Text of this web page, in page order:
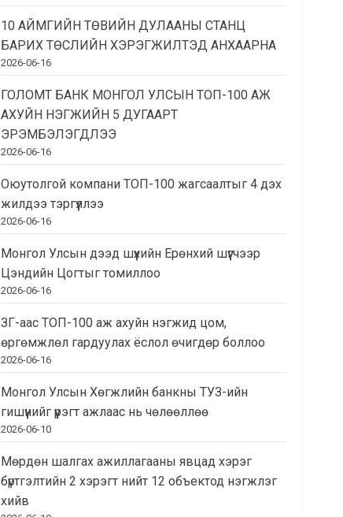
10 АЙМГИЙН ТӨВИЙН ДУЛААНЫ СТАНЦ
БАРИХ ТӨСЛИЙН ХЭРЭГЖИЛТЭД АНХААРНА
2026-06-16
ГОЛОМТ БАНК МОНГОЛ УЛСЫН ТОП-100 АЖ
АХУЙН НЭГЖИЙН 5 ДУГААРТ
ЭРЭМБЭЛЭГДЛЭЭ
2026-06-16
Оюутолгой компани ТОП-100 жагсаалтыг 4 дэх
жилдээ тэргүүллээ
2026-06-16
Монгол Улсын дээд шүүхийн Ерөнхий шүүгчээр
Цэндийн Цогтыг томиллоо
2026-06-16
ЗГ-аас ТОП-100 аж ахуйн нэгжид цом,
өргөмжлөл гардуулах ёслол өчигдөр боллоо
2026-06-16
Монгол Улсын Хөгжлийн банкны ТУЗ-ийн
гишүүнийг үүрэгт ажлаас нь чөлөөллөө
2026-06-10
Мөрдөн шалгах ажиллагааны явцад хэрэг
бүртгэлтийн 2 хэрэгт нийт 12 объектод нэгжлэг
хийв